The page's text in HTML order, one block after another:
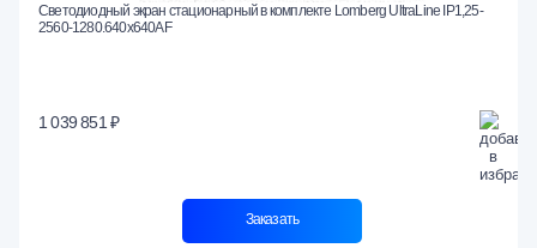
Светодиодный экран стационарный в комплекте Lomberg UltraLine IP1,25-
2560-1280.640x640AF
1 039 851 ₽
Заказать